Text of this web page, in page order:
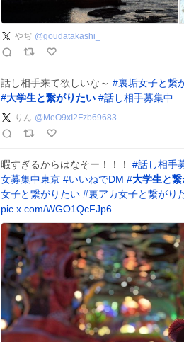
やぢ @goudatakashi_
話し相手来て欲しいな～ #裏垢女子と繋
#大学生と繋がりたい #話し相手募集中
りん @ MeO9xI2Fzb69683
暇すぎるからはなそー！！！ #話し相手
女募集中東京 #いいねでDM #大学生と
女子と繋がりたい #裏アカ女子と繋がり
pic.x.com/WGO1QcFJp6